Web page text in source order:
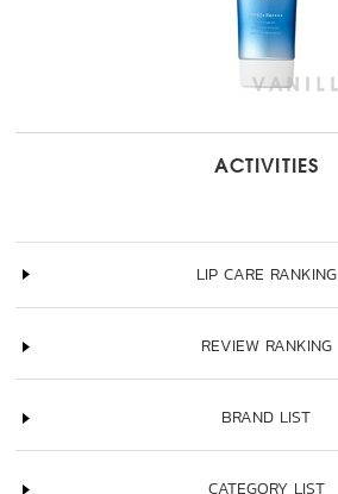
ACTIVITIES
LIP CARE RANKING
REVIEW RANKING
BRAND LIST
CATEGORY LIST